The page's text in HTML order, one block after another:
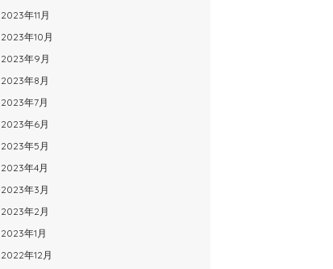
2023年11月
2023年10月
2023年9月
2023年8月
2023年7月
2023年6月
2023年5月
2023年4月
2023年3月
2023年2月
2023年1月
2022年12月